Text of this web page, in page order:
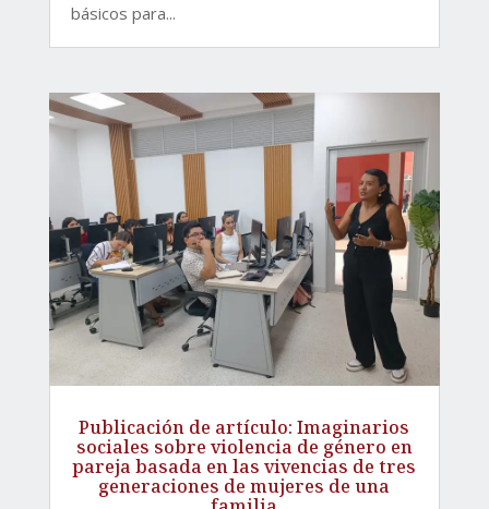
básicos para...
Publicación de artículo: Imaginarios
sociales sobre violencia de género en
pareja basada en las vivencias de tres
generaciones de mujeres de una